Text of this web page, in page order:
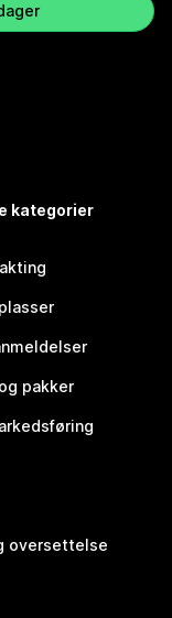
kategorier
pakker
oversettelse